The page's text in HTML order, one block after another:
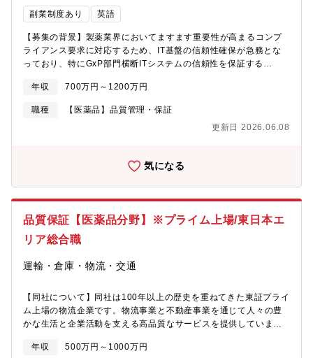
副業制度あり 英語
【募集の背景】製薬業界においてますます重要性が高まるコンプ
ライアンス要求に対応するため、IT基盤の信頼性確保が急務とな
っており、特にGxP部門横断ITシステムの信頼性を保証する
の根幹をなす重要な業務となる。そのため、CSV活動をさらに強
化し、より堅牢な信頼性保証体制を構築するため、専門的な知識
と経験を持つ人財をキャリア採用したい。【具体的な職務内容】
下記業務の一部を担う。・GxP部門横断ITシステムの企画、開
理、報告書作成・システム開発・運用を委託するITベンダーの管
等）との連携、業務要件の定義、課題解決の支援・ER/ES指針、
社内システムへの適用推進・CSVに関するSOP（標準作業手順
書）や各種手順書の作成、改訂、管理【職種の魅力】ITシステム
証部門全体のIT戦略立案をリードするキャリアパスを描くことが
テークホルダーと協働し、患者さんへ安全な製品を届けるための
基盤を支える、やりがいと達成感のある仕事です。
年収 700万円～1200万円
職種
【医薬品】品質管理・保証
更新日 2026.06.08
気になる
品質保証【医薬品分野】※プライム上場/東日本エ
リア総合職
運輸・倉庫・物流・交通
【同社について】同社は100年以上の歴史を重ねてきた東証プライ
ム上場の物流企業です。物流事業と不動産事業を通じて人々の豊
かな生活と企業活動を支える高品質なサービスを提供していま
棟・延床面積約100万㎡に及ぶ不動産施設（オフィス、商業施設、
年収 500万円～1000万円